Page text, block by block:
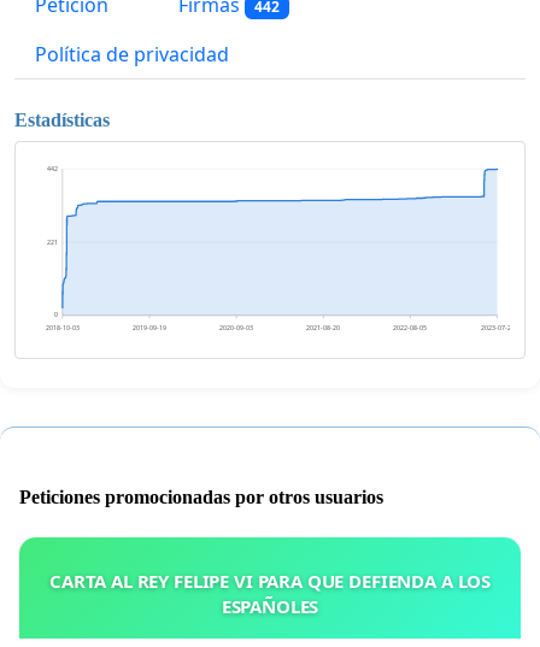
442
Política de privacidad
Estadísticas
0
221
442
2018-10-03 2019-09-19 2020-09-03 2021-08-20 2022-08-05 2023-07-22
Peticiones promocionadas por otros usuarios
CARTA AL REY FELIPE VI PARA QUE DEFIENDA A LOS
ESPAÑOLES